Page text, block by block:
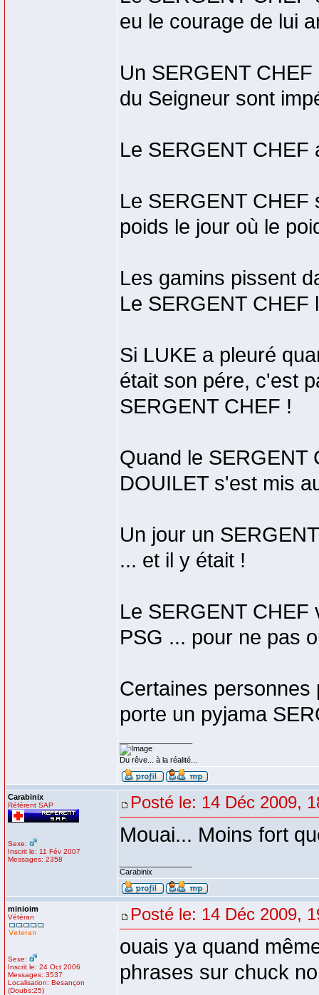
eu le courage de lui
Un SERGENT
du Seigneur sont
Le SERGENT CHEF
Le SERGENT
poids le jour où le
Les gamins pissent
Le SERGENT CHEF
Si LUKE a pleuré
était son pére, c'est
SERGENT CHEF !
Quand le SERGENT
DOUILET s'est mis
Un jour un
... et il y était !
Le SERGENT
PSG ... pour ne pas
Certaines personnes
porte un pyjama
Du rêve... à la réalité...
Carabinix
Référent SAP
Sexe:
Inscrit le: 11 Fév 2007
Messages: 2358
Posté le: 14 Déc 2009,
Mouai... Moins fort
Carabinix
minioim
Vétéran
Sexe:
Inscrit le: 24 Oct 2006
Messages: 3537
Localisation: Besançon
(Doubs:25)
Posté le: 14 Déc 2009,
ouais ya quand
phrases sur chuck